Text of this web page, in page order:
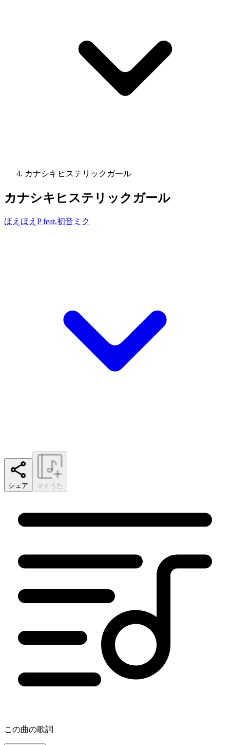
カナシキヒステリックガール
カナシキヒステリックガール
ほえほえP feat.初音ミク
シェア マイうた
この曲の歌詞